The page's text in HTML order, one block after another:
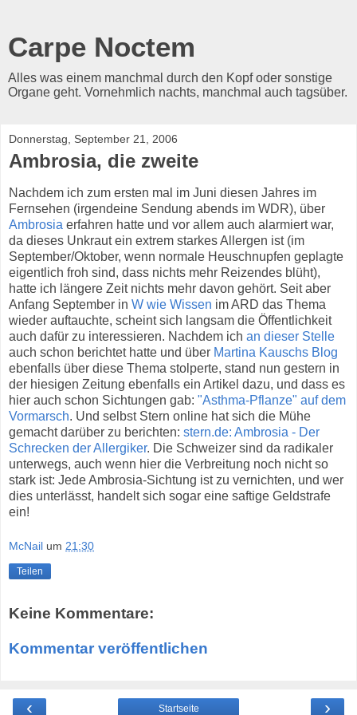
Carpe Noctem
Alles was einem manchmal durch den Kopf oder sonstige
Organe geht. Vornehmlich nachts, manchmal auch tagsüber.
Donnerstag, September 21, 2006
Ambrosia, die zweite
Nachdem ich zum ersten mal im Juni diesen Jahres im
Fernsehen (irgendeine Sendung abends im WDR), über
Ambrosia erfahren hatte und vor allem auch alarmiert war,
da dieses Unkraut ein extrem starkes Allergen ist (im
September/Oktober, wenn normale Heuschnupfen geplagte
eigentlich froh sind, dass nichts mehr Reizendes blüht),
hatte ich längere Zeit nichts mehr davon gehört. Seit aber
Anfang September in W wie Wissen im ARD das Thema
wieder auftauchte, scheint sich langsam die Öffentlichkeit
auch dafür zu interessieren. Nachdem ich an dieser Stelle
auch schon berichtet hatte und über Martina Kauschs Blog
ebenfalls über diese Thema stolperte, stand nun gestern in
der hiesigen Zeitung ebenfalls ein Artikel dazu, und dass es
hier auch schon Sichtungen gab: "Asthma-Pflanze" auf dem
Vormarsch. Und selbst Stern online hat sich die Mühe
gemacht darüber zu berichten: stern.de: Ambrosia - Der
Schrecken der Allergiker. Die Schweizer sind da radikaler
unterwegs, auch wenn hier die Verbreitung noch nicht so
stark ist: Jede Ambrosia-Sichtung ist zu vernichten, und wer
dies unterlässt, handelt sich sogar eine saftige Geldstrafe
ein!
McNail um 21:30
Teilen
Keine Kommentare:
Kommentar veröffentlichen
‹ ›
Startseite